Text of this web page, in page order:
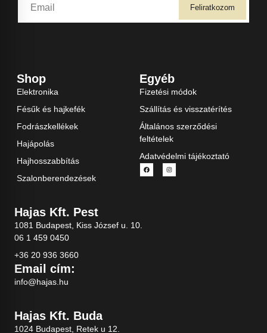
Feliratkozom
Shop
Elektronika
Fésűk és hajkefék
Fodrászkellékek
Hajápolás
Hajhosszabbítás
Szalonberendezések
Egyéb
Fizetési módok
Szállítás és visszatérítés
Általános szerződési
feltételek
Adatvédelmi tájékoztató
Hajas Kft. Pest
1081 Budapest, Kiss József u. 10.
06 1 459 0450
+36 20 936 3660
Email cím:
info@hajas.hu
Hajas Kft. Buda
1024 Budapest, Retek u 12.